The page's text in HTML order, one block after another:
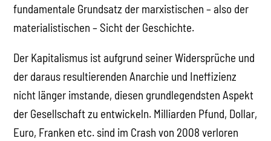
fundamentale Grundsatz der marxistischen – also der
materialistischen – Sicht der Geschichte.
Der Kapitalismus ist aufgrund seiner Widersprüche und
der daraus resultierenden Anarchie und Ineffizienz
nicht länger imstande, diesen grundlegendsten Aspekt
der Gesellschaft zu entwickeln. Milliarden Pfund, Dollar,
Euro, Franken etc. sind im Crash von 2008 verloren